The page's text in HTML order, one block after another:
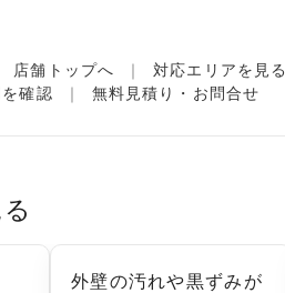
店舗トップへ 対応エリアを見る
確認
無料見積り・お問合せ
外壁の汚れや黒ずみが